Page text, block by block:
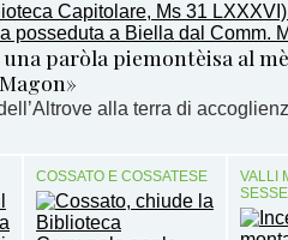
paròla piemontèisa al
alla terra di
COSSATO E COSSATESE
VALLI